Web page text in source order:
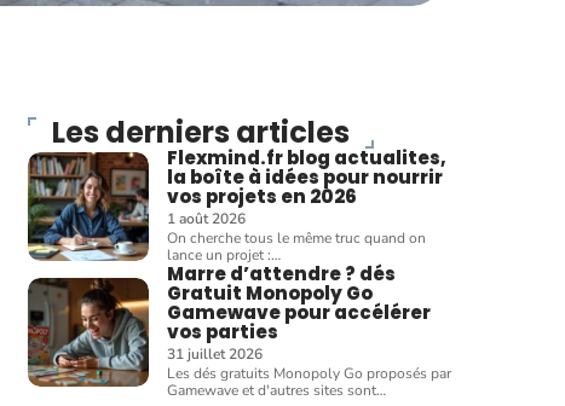
Les derniers articles
Flexmind.fr blog actualites,
la boîte à idées pour nourrir
vos projets en 2026
1 août 2026
On cherche tous le même truc quand on
lance un projet :…
Marre d’attendre ? dés
Gratuit Monopoly Go
Gamewave pour accélérer
vos parties
31 juillet 2026
Les dés gratuits Monopoly Go proposés par
Gamewave et d'autres sites sont…